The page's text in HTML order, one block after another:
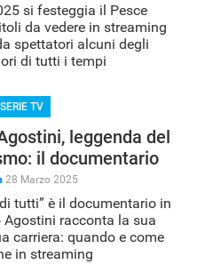
si festeggia il Pesce
da vedere in streaming
spettatori alcuni degli
di tutti i tempi
TV
leggenda del
il documentario
28 Marzo 2025
tutti” è il documentario in
Agostini racconta la sua
carriera: quando e come
in streaming